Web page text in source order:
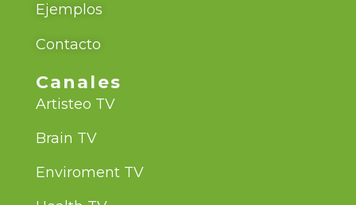
Ejemplos
Contacto
Canales
Artisteo TV
Brain TV
Enviroment TV